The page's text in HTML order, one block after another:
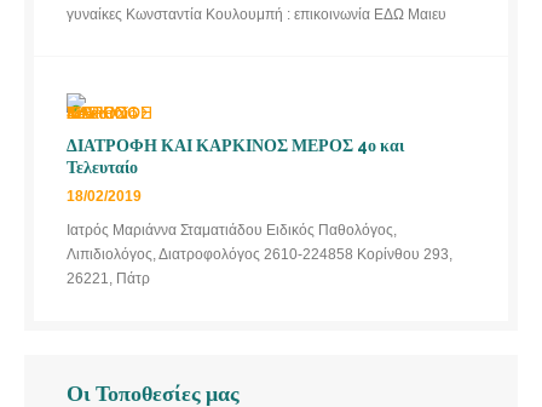
γυναίκες Κωνσταντία Κουλουμπή : επικοινωνία ΕΔΩ Μαιευ
ΔΙΑΤΡΟΦΗ ΚΑΙ ΚΑΡΚΙΝΟΣ ΜΕΡΟΣ 4ο και
Τελευταίο
18/02/2019
Ιατρός Μαριάννα Σταματιάδου Ειδικός Παθολόγος,
Λιπιδιολόγος, Διατροφολόγος 2610-224858 Κορίνθου 293,
26221, Πάτρ
Οι Τοποθεσίες μας